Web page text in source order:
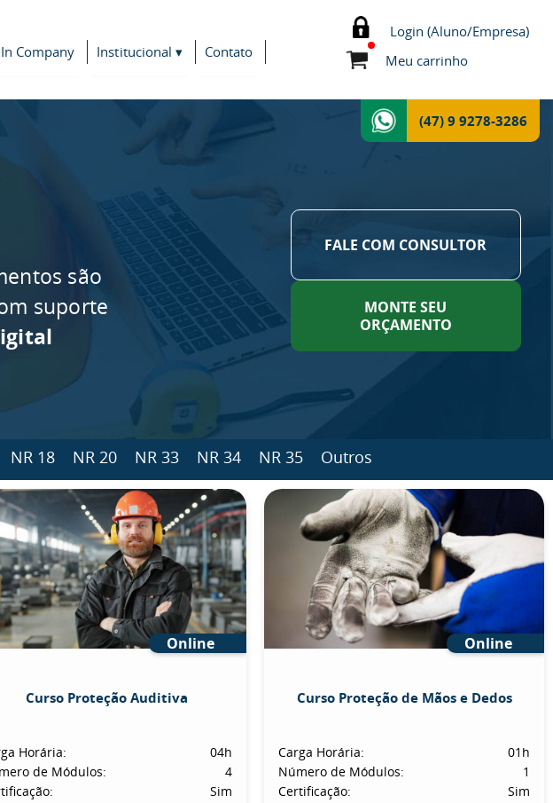
Company Institucional ▾ Contato
Login (Aluno/Empresa)
Meu carrinho
(47) 9 9278-3286
são
suporte
FALE COM CONSULTOR
MONTE SEU
ORÇAMENTO
NR 18 NR 20 NR 33 NR 34 NR 35 Outros
Online
Curso Proteção Auditiva
Horária:
04h
de Módulos:
4
Sim
Online
Curso Proteção de Mãos e Dedos
Carga Horária:
01h
Número de Módulos:
1
Certificação:
Sim